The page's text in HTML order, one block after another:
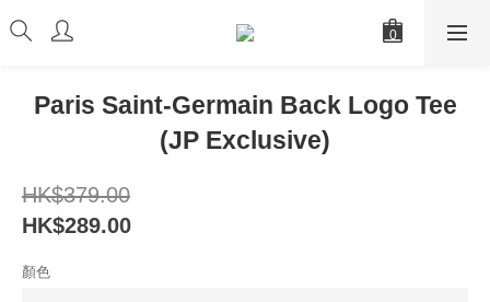
Paris Saint-Germain Back Logo Tee
(JP Exclusive)
HK$379.00
HK$289.00
顏色